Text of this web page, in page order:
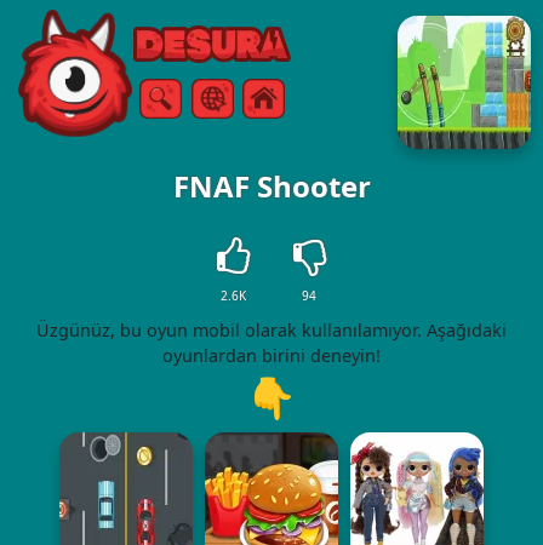
Free Online Games
AramaMenü
FNAF Shooter
2.6K 94
Üzgünüz, bu oyun mobil olarak kullanılamıyor. Aşağıdaki
oyunlardan birini deneyin!
👇